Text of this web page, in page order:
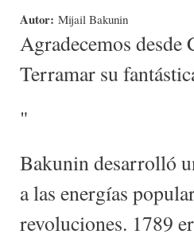
Autor: Mijail Bakunin
Agradecemos
Terramar su
"
Bakunin desarrolló
a las energías
revoluciones. 1789